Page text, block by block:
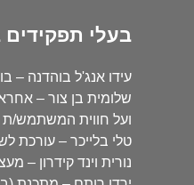
בעלי
עידו אנג'ל בוהדנה –
שלומית בן צור –
ועל חווית המשתמש/ת
טלי בלייכר – עורכת
נורית וינד קידרון –